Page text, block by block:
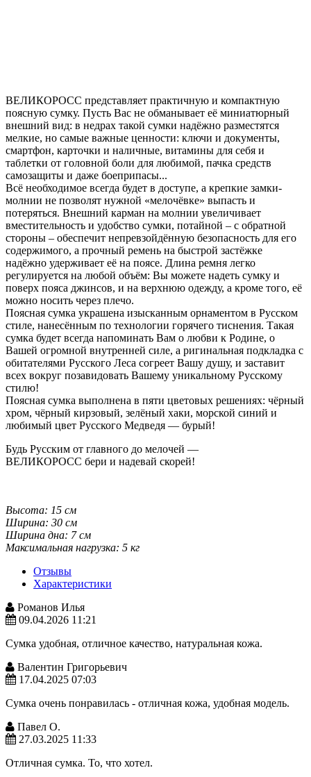
ВЕЛИКОРОСС представляет практичную и компактную
поясную сумку. Пусть Вас не обманывает её миниатюрный
внешний вид: в недрах такой сумки надёжно разместятся
мелкие, но самые важные ценности: ключи и документы,
смартфон, карточки и наличные, витамины для себя и
таблетки от головной боли для любимой, пачка средств
самозащиты и даже боеприпасы...
Всё необходимое всегда будет в доступе, а крепкие замки-
молнии не позволят нужной «мелочёвке» выпасть и
потеряться. Внешний карман на молнии увеличивает
вместительность и удобство сумки, потайной – с обратной
стороны – обеспечит непревзойдённую безопасность для его
содержимого, а прочный ремень на быстрой застёжке
надёжно удерживает её на поясе. Длина ремня легко
регулируется на любой объём: Вы можете надеть сумку и
поверх пояса джинсов, и на верхнюю одежду, а кроме того, её
можно носить через плечо.
Поясная сумка украшена изысканным орнаментом в Русском
стиле, нанесённым по технологии горячего тиснения. Такая
сумка будет всегда напоминать Вам о любви к Родине, о
Вашей огромной внутренней силе, а ригинальная подкладка с
обитателями Русского Леса согреет Вашу душу, и заставит
всех вокруг позавидовать Вашему уникальному Русскому
стилю!
Поясная сумка выполнена в пяти цветовых решениях: чёрный
хром, чёрный кирзовый, зелёный хаки, морской синий и
любимый цвет Русского Медведя — бурый!
Будь Русским от главного до мелочей —
ВЕЛИКОРОСС бери и надевай скорей!
Высота: 15 см
Ширина: 30 см
Ширина дна: 7 см
Максимальная нагрузка: 5 кг
Отзывы
Характеристики
Романов Илья
09.04.2026 11:21
Сумка удобная, отличное качество, натуральная кожа.
Валентин Григорьевич
17.04.2025 07:03
Сумка очень понравилась - отличная кожа, удобная модель.
Павел О.
27.03.2025 11:33
Отличная сумка. То, что хотел.